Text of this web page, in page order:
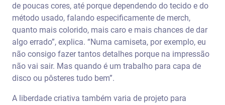
de poucas cores, até porque dependendo do tecido e do
método usado, falando especificamente de merch,
quanto mais colorido, mais caro e mais chances de dar
algo errado”, explica. “Numa camiseta, por exemplo, eu
não consigo fazer tantos detalhes porque na impressão
não vai sair. Mas quando é um trabalho para capa de
disco ou pôsteres tudo bem”.
A liberdade criativa também varia de projeto para